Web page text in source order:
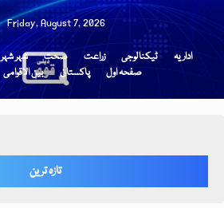
Friday, August 7, 2026
شہر شہر صحت زراعت ٹیکنالوجی
اداریہ
بین الاقوامی پاکستان صفحہ اول
تازہ ترین